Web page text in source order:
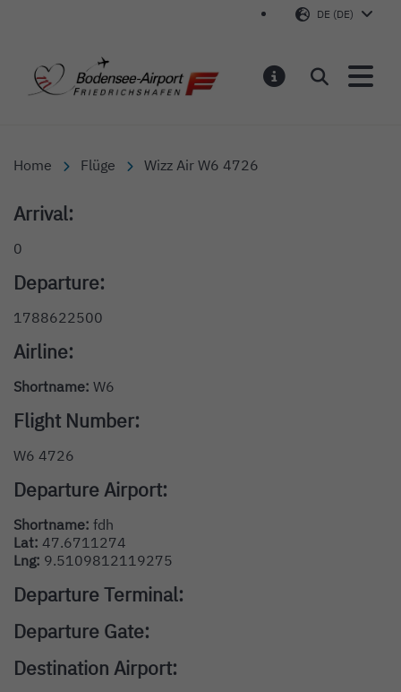
DE (DE)
Bodensee-Airport
Suchen
Home Flüge Wizz Air W6 4726
Arrival:
0
Departure:
1788622500
Airline:
Shortname: W6
Flight Number:
W6 4726
Departure Airport:
Shortname: fdh
Lat: 47.6711274
Lng: 9.5109812119275
Departure Terminal:
Departure Gate:
Destination Airport: